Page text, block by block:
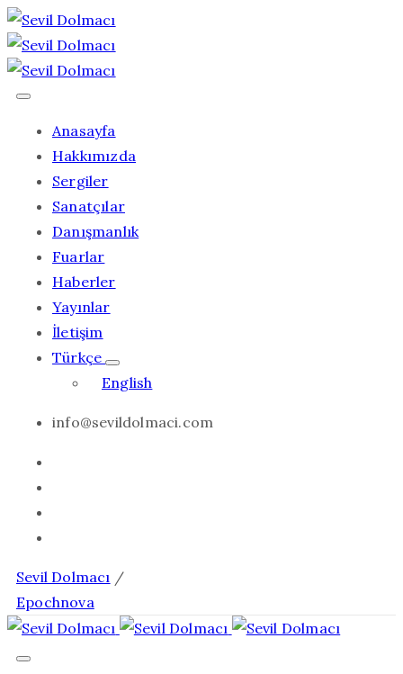
Anasayfa
Hakkımızda
Sergiler
Sanatçılar
Danışmanlık
Fuarlar
Haberler
Yayınlar
İletişim
Türkçe
English
info@sevildolmaci.com
Sevil Dolmacı /
Epochnova